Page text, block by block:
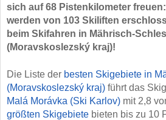
sich auf 68 Pistenkilometer
werden von 103 Skiliften
beim Skifahren in Mährisch-
(Moravskoslezský kraj)!
Die Liste der besten Skigebiete in
(Moravskoslezský kraj) führt das
Malá Morávka (Ski Karlov) mit 2,8
größten Skigebiete bieten bis zu 10